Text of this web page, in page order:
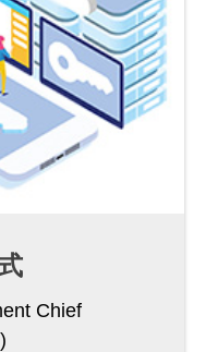
Chief